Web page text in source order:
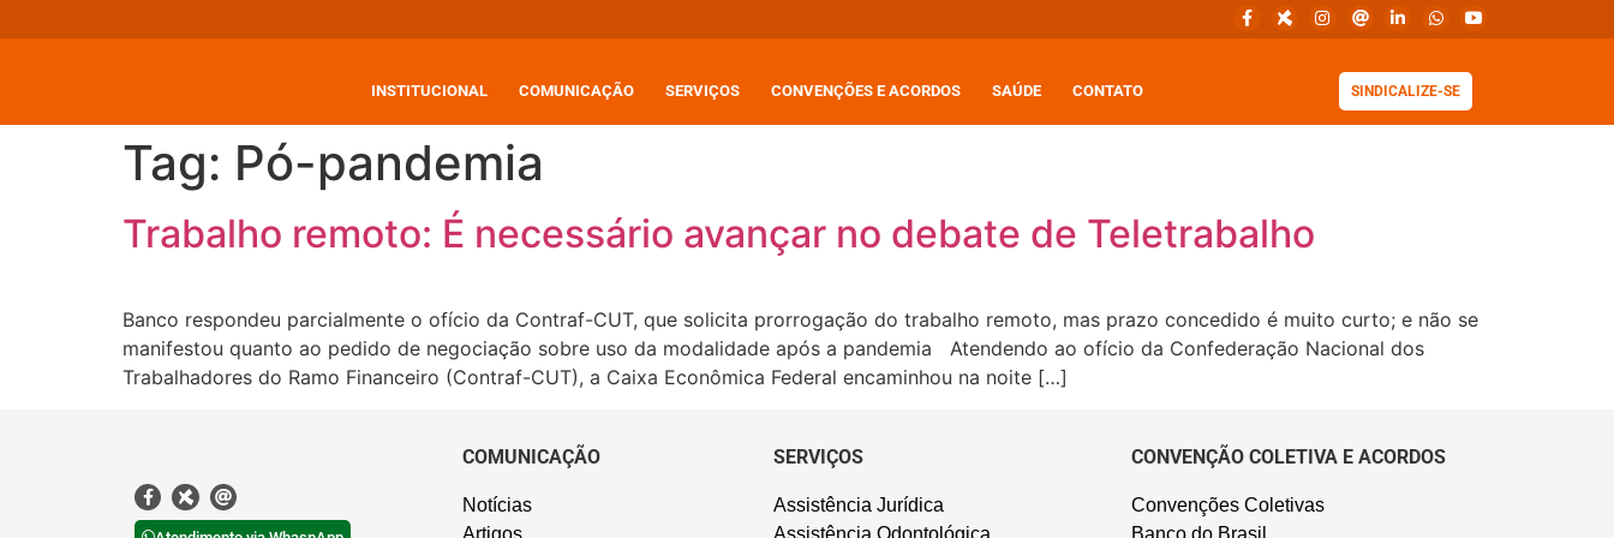
INSTITUCIONAL COMUNICAÇÃO SERVIÇOS CONVENÇÕES E ACORDOS SAÚDE CONTATO SINDICALIZE-SE
Tag: Pó-pandemia
Trabalho remoto: É necessário avançar no debate de Teletrabalho
Banco respondeu parcialmente o ofício da Contraf-CUT, que solicita prorrogação do trabalho remoto, mas prazo concedido é muito curto; e não se
manifestou quanto ao pedido de negociação sobre uso da modalidade após a pandemia Atendendo ao ofício da Confederação Nacional dos
Trabalhadores do Ramo Financeiro (Contraf-CUT), a Caixa Econômica Federal encaminhou na noite […]
COMUNICAÇÃO
Notícias
Artigos
SERVIÇOS
Assistência Jurídica
Assistência Odontológica
CONVENÇÃO COLETIVA E ACORDOS
Convenções Coletivas
Banco do Brasil